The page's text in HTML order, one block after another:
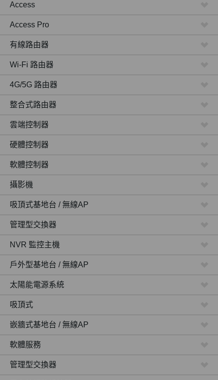
Access
Access Pro
有線路由器
Wi-Fi 路由器
4G/5G 路由器
整合式路由器
雲端控制器
硬體控制器
軟體控制器
攝影機
吸頂式基地台 / 無線AP
管理型交換器
NVR 監控主機
戶外型基地台 / 無線AP
太陽能電源系統
吸頂式
嵌牆式基地台 / 無線AP
軟體服務
管理型交換器